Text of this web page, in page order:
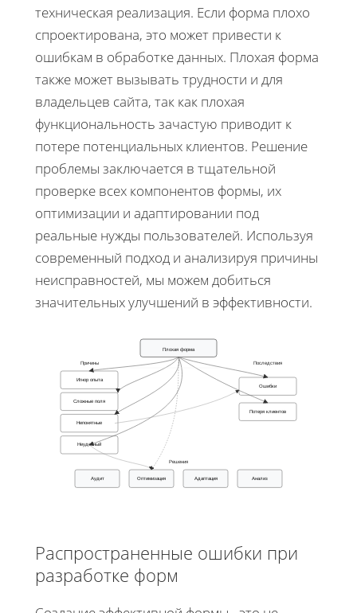
техническая реализация. Если форма плохо
спроектирована, это может привести к
ошибкам в обработке данных. Плохая форма
также может вызывать трудности и для
владельцев сайта, так как плохая
функциональность зачастую приводит к
потере потенциальных клиентов. Решение
проблемы заключается в тщательной
проверке всех компонентов формы, их
оптимизации и адаптировании под
реальные нужды пользователей. Используя
современный подход и анализируя причины
неисправностей, мы можем добиться
значительных улучшений в эффективности.
Плохая форма
Причины Последствия
Решения
Игнор опыта
Сложные поля
Непонятные
Неудобный
Ошибки
Потеря клиентов
Аудит Оптимизация Адаптация Анализ
Распространенные ошибки при
разработке форм